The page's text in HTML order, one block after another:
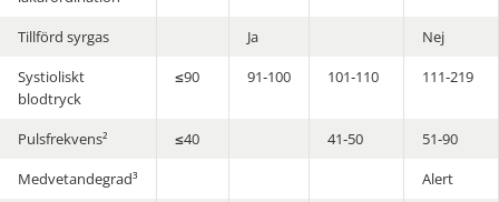
Tillförd syrgas Ja
Nej
Systioliskt
blodtryck
≤90 91‑100 101‑110 111‑219
Pulsfrekvens² ≤40 41‑50
51‑90
Medvetandegrad³
Alert